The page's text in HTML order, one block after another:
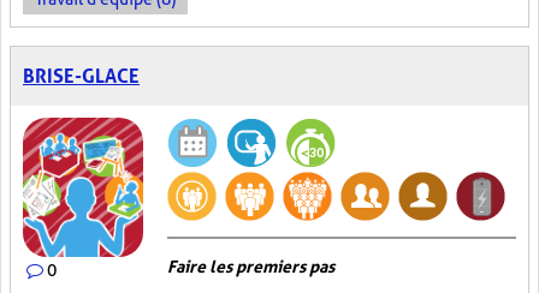
BRISE-GLACE
0 Faire les premiers pas